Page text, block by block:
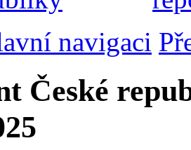
navigaci
České